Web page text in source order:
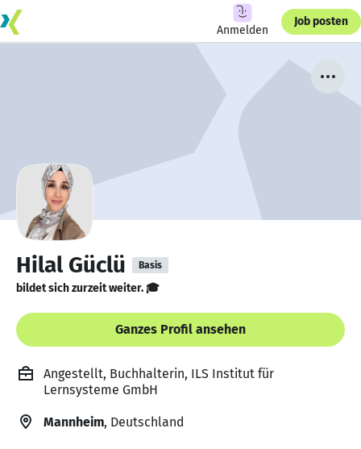
Anmelden
Job posten
Hilal Güclü Basis
bildet sich zurzeit weiter. 🎓
Ganzes Profil ansehen
Angestellt, Buchhalterin, ILS Institut für
Lernsysteme GmbH
Mannheim, Deutschland